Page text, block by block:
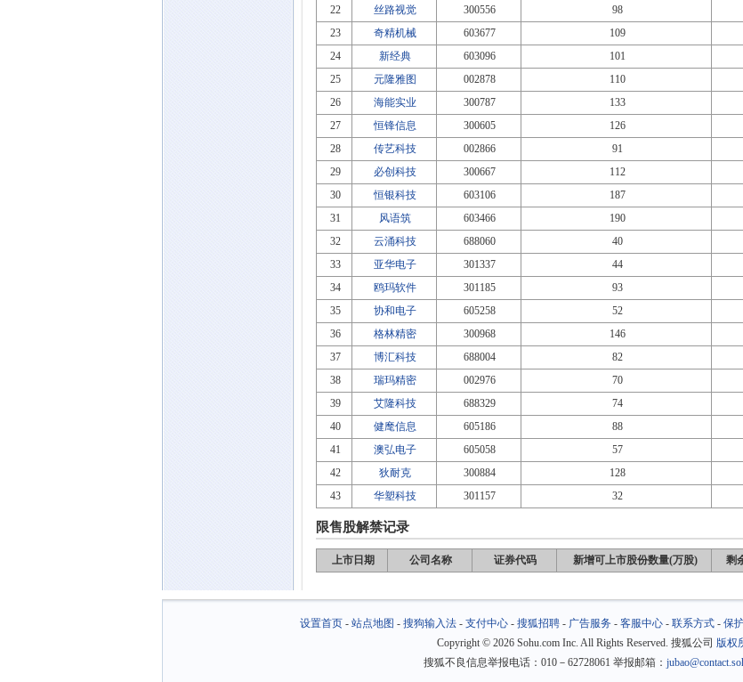
22
丝路视觉 300556 98
23
奇精机械 603677 109
24
新经典 603096 101
25
元隆雅图 002878 110
26
海能实业 300787 133
27
恒锋信息 300605 126
28
传艺科技 002866 91
29
必创科技 300667 112
30
恒银科技 603106 187
31
风语筑 603466 190
32
云涌科技 688060 40
33
亚华电子 301337 44
34
鸥玛软件 301185 93
35
协和电子 605258 52
36
格林精密 300968 146
37
博汇科技 688004 82
38
瑞玛精密 002976 70
39
艾隆科技 688329 74
40
健麾信息 605186 88
41
澳弘电子 605058 57
42
狄耐克 300884 128
43
华塑科技 301157 32
限售股解禁记录
上市日期 公司名称 证券代码 新增可上市股份数量(万股) 剩
设置首页- 站点地图 - 搜狗输入法- 支付中心- 搜狐招聘- 广告服务- 客服中心- 联系方式- 保
Copyright © 2026 Sohu.com Inc. All Rights Reserved. 搜狐公司 版权
搜狐不良信息举报电话：010－62728061 举报邮箱：